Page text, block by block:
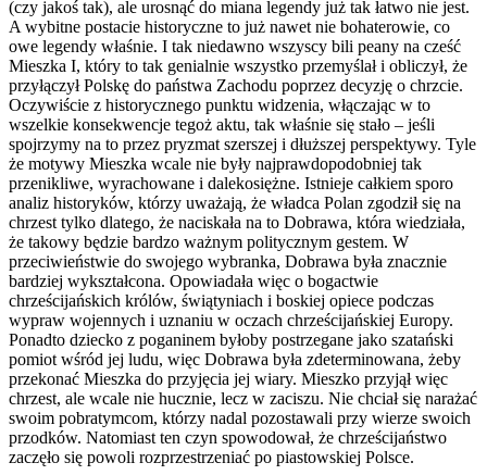
(czy jakoś tak), ale urosnąć do miana legendy już tak łatwo nie jest.
A wybitne postacie historyczne to już nawet nie bohaterowie, co
owe legendy właśnie. I tak niedawno wszyscy bili peany na cześć
Mieszka I, który to tak genialnie wszystko przemyślał i obliczył, że
przyłączył Polskę do państwa Zachodu poprzez decyzję o chrzcie.
Oczywiście z historycznego punktu widzenia, włączając w to
wszelkie konsekwencje tegoż aktu, tak właśnie się stało – jeśli
spojrzymy na to przez pryzmat szerszej i dłuższej perspektywy. Tyle
że motywy Mieszka wcale nie były najprawdopodobniej tak
przenikliwe, wyrachowane i dalekosiężne. Istnieje całkiem sporo
analiz historyków, którzy uważają, że władca Polan zgodził się na
chrzest tylko dlatego, że naciskała na to Dobrawa, która wiedziała,
że takowy będzie bardzo ważnym politycznym gestem. W
przeciwieństwie do swojego wybranka, Dobrawa była znacznie
bardziej wykształcona. Opowiadała więc o bogactwie
chrześcijańskich królów, świątyniach i boskiej opiece podczas
wypraw wojennych i uznaniu w oczach chrześcijańskiej Europy.
Ponadto dziecko z poganinem byłoby postrzegane jako szatański
pomiot wśród jej ludu, więc Dobrawa była zdeterminowana, żeby
przekonać Mieszka do przyjęcia jej wiary. Mieszko przyjął więc
chrzest, ale wcale nie hucznie, lecz w zaciszu. Nie chciał się narażać
swoim pobratymcom, którzy nadal pozostawali przy wierze swoich
przodków. Natomiast ten czyn spowodował, że chrześcijaństwo
zaczęło się powoli rozprzestrzeniać po piastowskiej Polsce.